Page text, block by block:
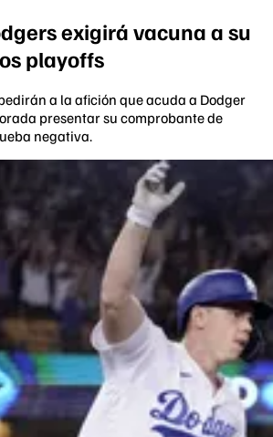
exigirá vacuna a su
playoffs
a la afición que acuda a Dodger
presentar su comprobante de
negativa.